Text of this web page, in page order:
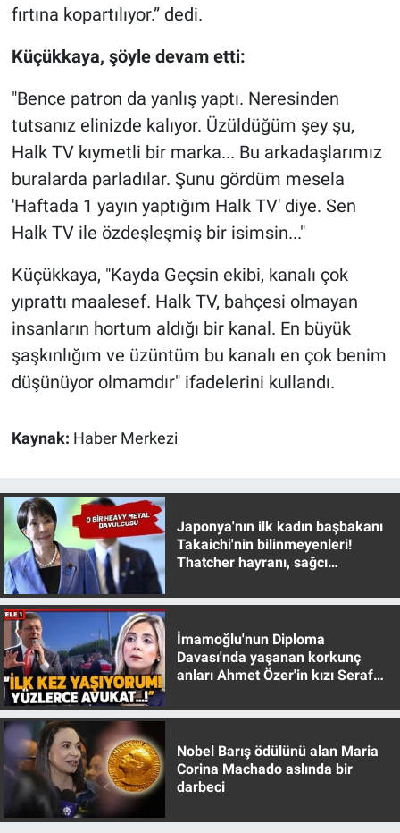
fırtına kopartılıyor.” dedi.
Küçükkaya, şöyle devam etti:
"Bence patron da yanlış yaptı. Neresinden
tutsanız elinizde kalıyor. Üzüldüğüm şey şu,
Halk TV kıymetli bir marka... Bu arkadaşlarımız
buralarda parladılar. Şunu gördüm mesela
'Haftada 1 yayın yaptığım Halk TV' diye. Sen
Halk TV ile özdeşleşmiş bir isimsin..."
Küçükkaya, "Kayda Geçsin ekibi, kanalı çok
yıprattı maalesef. Halk TV, bahçesi olmayan
insanların hortum aldığı bir kanal. En büyük
şaşkınlığım ve üzüntüm bu kanalı en çok benim
düşünüyor olmamdır" ifadelerini kullandı.
Kaynak: Haber Merkezi
Japonya'nın ilk kadın başbakanı
Takaichi'nin bilinmeyenleri!
Thatcher hayranı, sağcı
İmamoğlu'nun Diploma
Davası'nda yaşanan korkunç
anları Ahmet Özer'in kızı Seraf
Nobel Barış ödülünü alan Maria
Corina Machado aslında bir
darbeci
Yerel Yaşam
Canlı Yayın